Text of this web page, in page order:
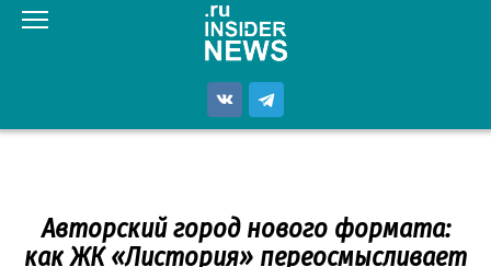
Перейти
Авторский город нового формата:
как ЖК «Листория» переосмысливает